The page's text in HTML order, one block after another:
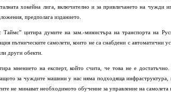
хокейна лига, включително и за привличането на чужди
предполага изданието.
Таймс” цитира думите на зам.-министъра на транспорта на
пътническите самолети, които не са снабдени с автоматични
други обекти.
мнението на експерт, който счита, че това не е
за чуждите машини у нас няма подходяща инфраструктура,
не минават необходимото обучение за управление на